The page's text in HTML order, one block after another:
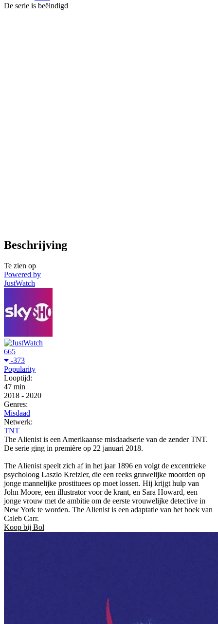
De serie is beëindigd
Beschrijving
Te zien op
Powered by
JustWatch
665
-373
Popularity
Looptijd:
47 min
2018 - 2020
Genres:
Misdaad
Netwerk:
TNT
The Alienist is een Amerikaanse misdaadserie van de zender TNT.
De serie ging in première op 22 januari 2018.
The Alienist speelt zich af in het jaar 1896 en volgt de excentrieke
psycholoog Laszlo Kreizler, die een reeks gruwelijke moorden op
jonge mannelijke prostituees op moet lossen. Hij krijgt hulp van
John Moore, een illustrator voor de krant, en Sara Howard, een
jonge vrouw met de ambitie om de eerste vrouwelijke detective in
New York te worden. The Alienist is een adaptatie van het boek van
Caleb Carr.
Koop bij Bol